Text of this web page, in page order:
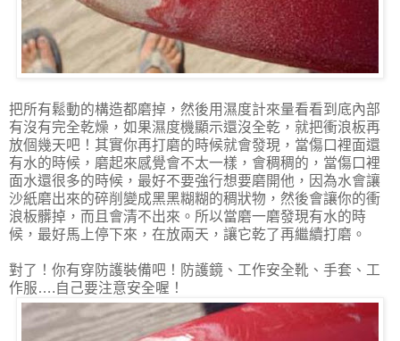
把所有鬆動的構造都磨掉，然後用濕度計來量看看到底內部
有沒有完全乾燥，如果濕度機顯示還沒全乾，就把衝浪板再
放個幾天吧！其實你再打磨的時候就會發現，當傷口裡面還
有水的時候，磨起來感覺會不太一樣，會稠稠的，當傷口裡
面水還很多的時候，最好不要強行想要磨開他，因為水會讓
沙紙磨出來的碎削變成黑黑糊糊的稠狀物，然後會讓你的衝
浪板髒掉，而且會清不出來。所以當磨一磨發現有水的時
候，最好馬上停下來，在放兩天，讓它乾了再繼續打磨。
對了！你有穿防護裝備吧！防護鏡、工作安全靴、手套、工
作服….自己要注意安全喔！